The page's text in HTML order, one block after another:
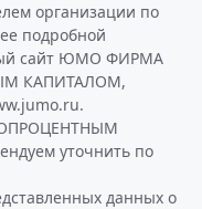
организации по
подробной
сайт ЮМО ФИРМА
КАПИТАЛОМ,
уточнить по
данных о